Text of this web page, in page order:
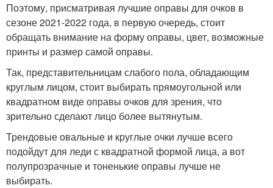
Поэтому, присматривая лучшие оправы для очков в
сезоне 2021-2022 года, в первую очередь, стоит
обращать внимание на форму оправы, цвет, возможные
принты и размер самой оправы.
Так, представительницам слабого пола, обладающим
круглым лицом, стоит выбирать прямоугольной или
квадратном виде оправы очков для зрения, что
зрительно сделают лицо более вытянутым.
Трендовые овальные и круглые очки лучше всего
подойдут для леди с квадратной формой лица, а вот
полупрозрачные и тоненькие оправы лучше не
выбирать.